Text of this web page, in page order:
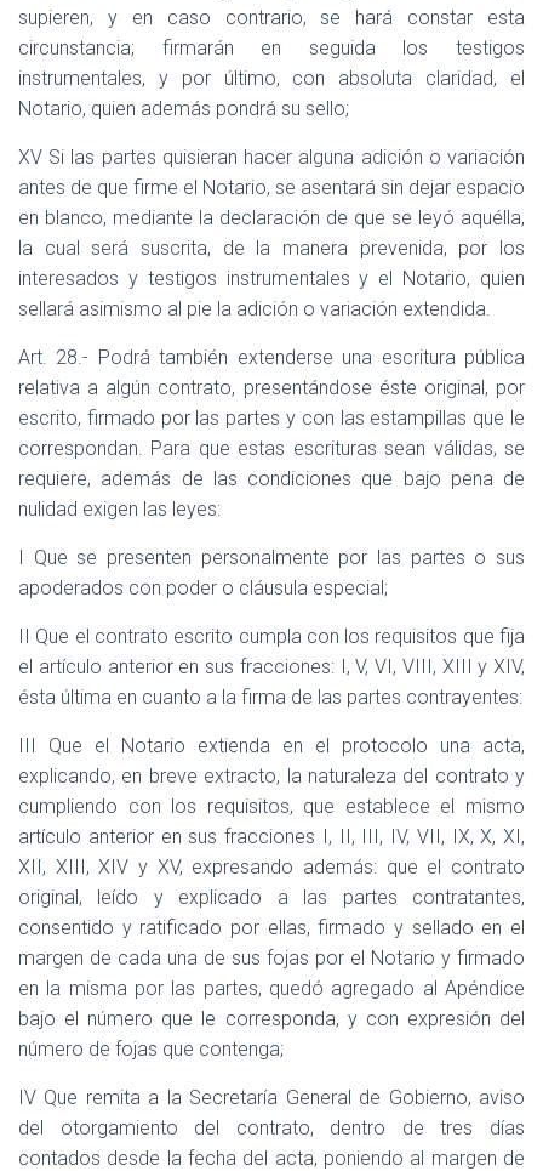
supieren, y en caso contrario, se hará constar esta
circunstancia; firmarán en seguida los testigos
instrumentales, y por último, con absoluta claridad, el
Notario, quien además pondrá su sello;
XV Si las partes quisieran hacer alguna adición o variación
antes de que firme el Notario, se asentará sin dejar espacio
en blanco, mediante la declaración de que se leyó aquélla,
la cual será suscrita, de la manera prevenida, por los
interesados y testigos instrumentales y el Notario, quien
sellará asimismo al pie la adición o variación extendida.
Art. 28.- Podrá también extenderse una escritura pública
relativa a algún contrato, presentándose éste original, por
escrito, firmado por las partes y con las estampillas que le
correspondan. Para que estas escrituras sean válidas, se
requiere, además de las condiciones que bajo pena de
nulidad exigen las leyes:
I Que se presenten personalmente por las partes o sus
apoderados con poder o cláusula especial;
II Que el contrato escrito cumpla con los requisitos que fija
el artículo anterior en sus fracciones: I, V, VI, VIII, XIII y XIV,
ésta última en cuanto a la firma de las partes contrayentes:
III Que el Notario extienda en el protocolo una acta,
explicando, en breve extracto, la naturaleza del contrato y
cumpliendo con los requisitos, que establece el mismo
artículo anterior en sus fracciones I, II, III, IV, VII, IX, X, XI,
XII, XIII, XIV y XV, expresando además: que el contrato
original, leído y explicado a las partes contratantes,
consentido y ratificado por ellas, firmado y sellado en el
margen de cada una de sus fojas por el Notario y firmado
en la misma por las partes, quedó agregado al Apéndice
bajo el número que le corresponda, y con expresión del
número de fojas que contenga;
IV Que remita a la Secretaría General de Gobierno, aviso
del otorgamiento del contrato, dentro de tres días
contados desde la fecha del acta, poniendo al margen de